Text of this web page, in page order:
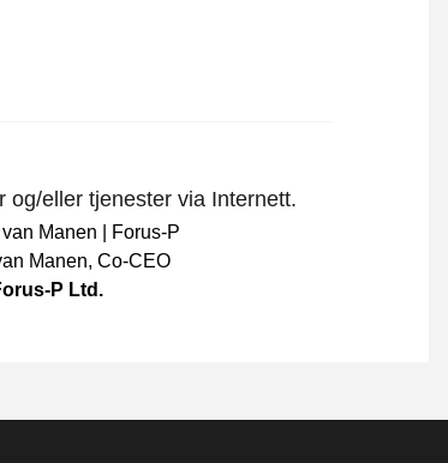
og/eller tjenester via Internett.
Manen, Co-CEO
P Ltd.